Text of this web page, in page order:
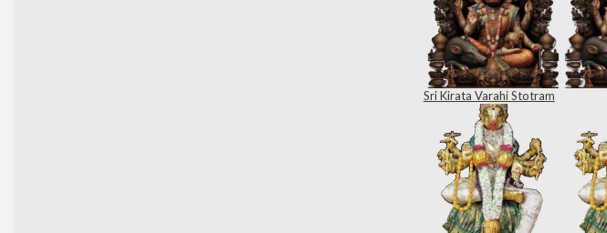
Sri Kirata Varahi Stotram